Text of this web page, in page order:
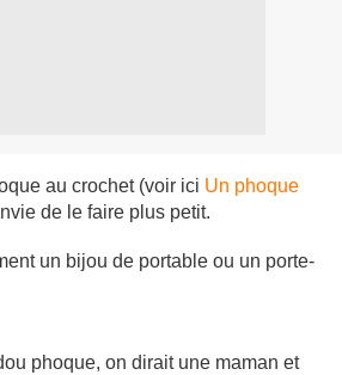
au crochet (voir ici Un phoque
de le faire plus petit.
un bijou de portable ou un porte-
phoque, on dirait une maman et